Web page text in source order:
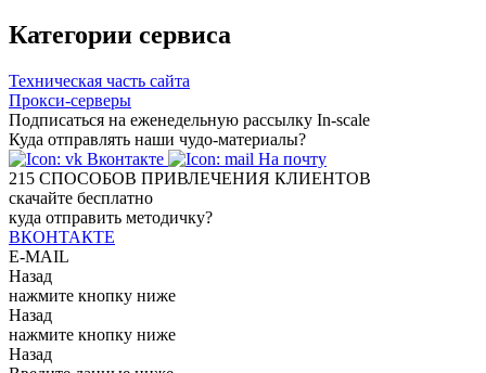
Категории сервиса
Техническая часть сайта
Прокси-серверы
Подписаться на еженедельную рассылку In-scale
Куда отправлять наши чудо-материалы?
Вконтакте
На почту
215 СПОСОБОВ ПРИВЛЕЧЕНИЯ КЛИЕНТОВ
скачайте бесплатно
куда отправить методичку?
ВКОНТАКТЕ
E-MAIL
Назад
нажмите кнопку ниже
Назад
нажмите кнопку ниже
Назад